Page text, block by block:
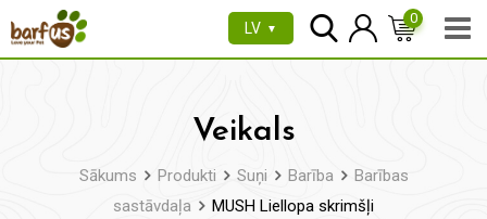
uz
LV ▼
0
Veikals
Sākums Produkti Suņi Barība
Barības
sastāvdaļa
MUSH Liellopa skrimšļi